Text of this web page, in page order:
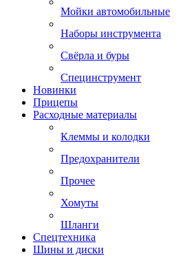
Мойки автомобильные
Наборы инструмента
Свёрла и буры
Специнструмент
Новинки
Прицепы
Расходные материалы
Клеммы и колодки
Предохранители
Прочее
Хомуты
Шланги
Спецтехника
Шины и диски